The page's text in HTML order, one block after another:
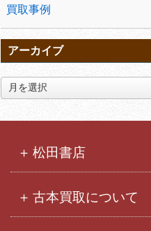
買取事例
アーカイブ
ア
ー
松田書店
古本買取について